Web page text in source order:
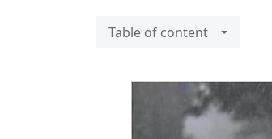
Table of content